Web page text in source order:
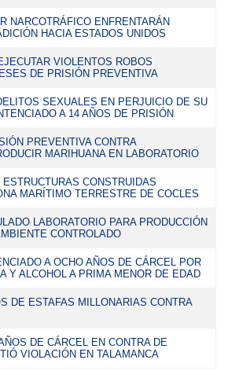
NARCOTRÁFICO ENFRENTARÁN
HACIA ESTADOS UNIDOS
VIOLENTOS ROBOS
DE PRISIÓN PREVENTIVA
SEXUALES EN PERJUICIO DE SU
A 14 AÑOS DE PRISIÓN
PREVENTIVA CONTRA
MARIHUANA EN LABORATORIO
CONSTRUIDAS
MARÍTIMO TERRESTRE DE COCLES
LABORATORIO PARA PRODUCCIÓN
CONTROLADO
A OCHO AÑOS DE CÁRCEL POR
Y ALCOHOL A PRIMA MENOR DE EDAD
DE ESTAFAS MILLONARIAS CONTRA
DE CÁRCEL EN CONTRA DE
VIOLACIÓN EN TALAMANCA